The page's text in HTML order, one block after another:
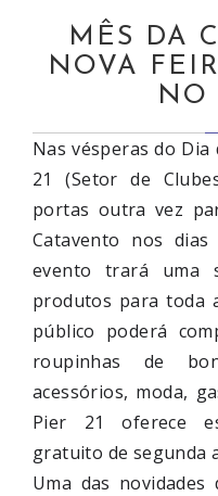
MÊS DA
NOVA
NO
Nas vésperas do
21 (Setor de
portas outra vez
Catavento nos
evento trará uma
produtos para toda
público poderá
roupinhas de
acessórios, moda,
Pier 21 oferece
gratuito de segunda
Uma das